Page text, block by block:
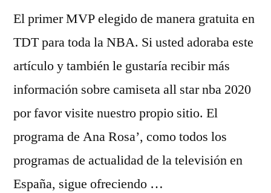
El primer MVP elegido de manera gratuita en
TDT para toda la NBA. Si usted adoraba este
artículo y también le gustaría recibir más
información sobre camiseta all star nba 2020
por favor visite nuestro propio sitio. El
programa de Ana Rosa’, como todos los
programas de actualidad de la televisión en
España, sigue ofreciendo …